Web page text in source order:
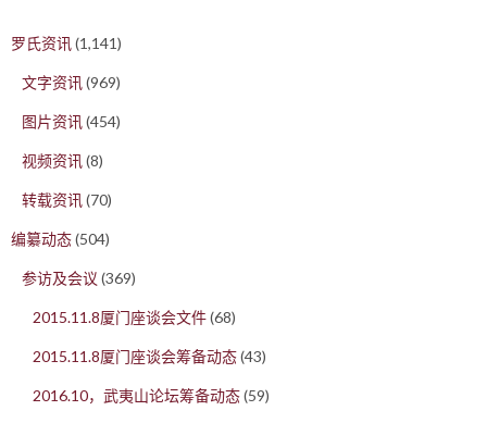
罗氏资讯(1,141)
文字资讯(969)
图片资讯(454)
视频资讯(8)
转载资讯(70)
编纂动态(504)
参访及会议 (369)
2015.11.8厦门座谈会文件(68)
2015.11.8厦门座谈会筹备动态(43)
2016.10，武夷山论坛筹备动态(59)